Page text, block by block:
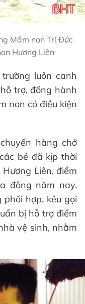
Mầm non Trí Đức
Hương Liên
luôn canh
trợ, đồng hành
non có điều kiện
hàng chở
bé đã kịp thời
Liên, điểm
đông năm nay.
hợp, kêu gọi
bị hỗ trợ điểm
vệ sinh, nhằm